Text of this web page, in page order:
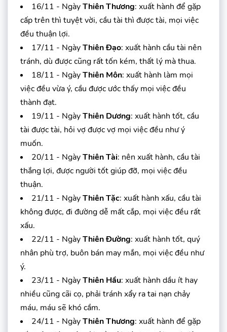
16/11 - NgàyThiên Thương: xuất hành để gặp
cấp trên thì tuyệt vời, cầu tài thì được tài, mọi việc
đều thuận lợi.
17/11 - NgàyThiên Đạo: xuất hành cầu tài nên
tránh, dù được cũng rất tốn kém, thất lý mà thua.
18/11 - NgàyThiên Môn: xuất hành làm mọi
việc đều vừa ý, cầu được ước thấy mọi việc đều
thành đạt.
19/11 - NgàyThiên Dương: xuất hành tốt, cầu
tài được tài, hỏi vợ được vợ mọi việc đều như ý
muốn.
20/11 - NgàyThiên Tài: nên xuất hành, cầu tài
thắng lợi, được người tốt giúp đỡ, mọi việc đều
thuận.
21/11 - NgàyThiên Tặc: xuất hành xấu, cầu tài
không được, đi đường dễ mất cắp, mọi việc đều rất
xấu.
22/11 - NgàyThiên Đường: xuất hành tốt, quý
nhân phù trợ, buôn bán may mắn, mọi việc đều như
ý.
23/11 - NgàyThiên Hầu: xuất hành dầu ít hay
nhiều cũng cãi cọ, phải tránh xẩy ra tai nạn chảy
máu, máu sẽ khó cầm.
24/11 - NgàyThiên Thương: xuất hành để gặp